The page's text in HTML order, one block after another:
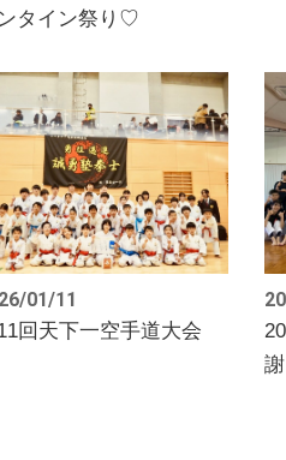
タイン祭り♡
01/11
回天下一空手道大会